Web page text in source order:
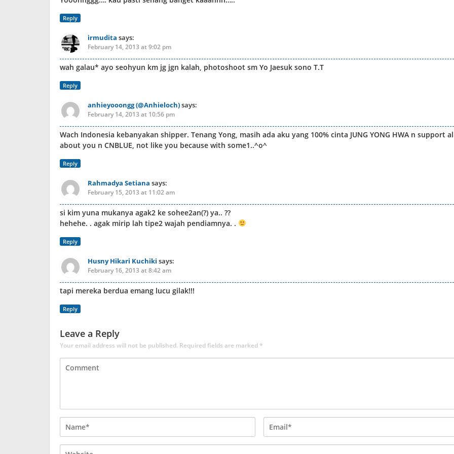
Reply
irmudita says:
February 14, 2013 at 9:02 pm
wah galau* ayo seohyun km jg jgn kalah, photoshoot sm Yo Jaesuk sono T.T
Reply
anhieyooongg (@Anhieloch)says:
February 14, 2013 at 10:56 pm
Wach Indonesia kebanyakan shipper. Tenang Yong, masih ada aku yang 100% cinta JUNG YONG HWA n support
about you n CNBLUE, not like you because with some1..^o^
Reply
Rahmadya Setiana says:
February 15, 2013 at 11:02 am
si kim yuna mukanya agak2 ke sohee2an(?) ya.. ??
hehehe. . agak mirip lah tipe2 wajah pendiamnya. .
Reply
Husny Hikari Kuchiki says:
February 16, 2013 at 8:42 am
tapi mereka berdua emang lucu gilak!!!
Reply
Leave a Reply
Your email address will not be published. Required fields are marked*